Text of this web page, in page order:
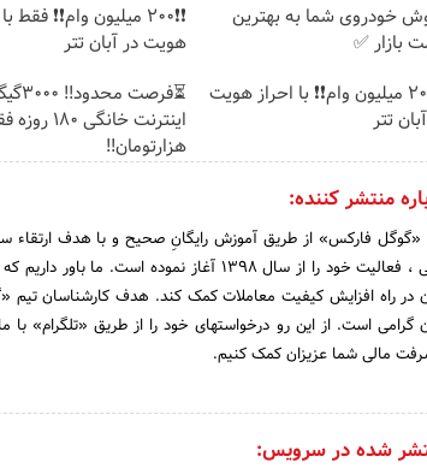
خودروی شما به بهترین
بازار ✅
❗❗200 میلیون وام❗❗ فقط
هویت در آبان تتر
❗❗200 میلیون وام❗❗ با احراز هویت
تتر
⏳فرصت
هزارتومان!!
منتشر کننده:
«گوگل فارکس» از طریق آموزش رایگانِ صحیح و با هدف ارتقاء
مالی ، فعالیت خود را از سال 1398 آغاز
در راه افزایش کیفیت معاملات کمک کند. هدف کارشناسان
گرامی است. از این رو درخواستهای خود را از طریق «تلگرام» با
مالی شما عزیزان کمک کنیم.
شده در سرویس: